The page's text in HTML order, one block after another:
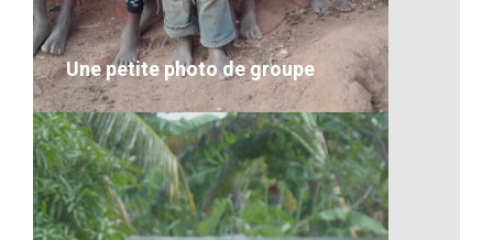
VOIR LE DÉTAIL
Une petite photo de groupe